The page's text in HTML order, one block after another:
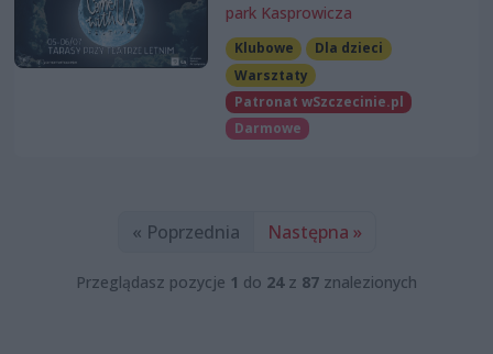
park Kasprowicza
Klubowe
Dla dzieci
Warsztaty
Patronat wSzczecinie.pl
Darmowe
« Poprzednia Następna »
Przeglądasz pozycje 1 do 24z 87 znalezionych